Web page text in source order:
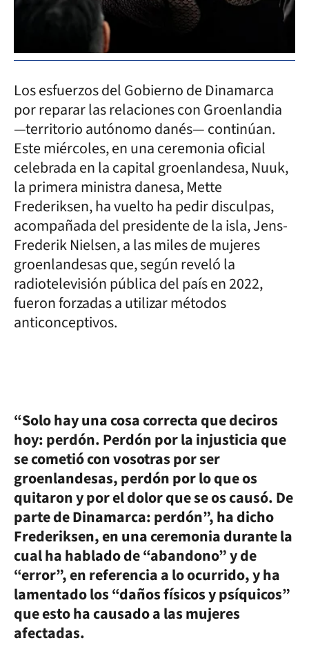
Los esfuerzos del Gobierno de Dinamarca
por reparar las relaciones con Groenlandia
—territorio autónomo danés— continúan.
Este miércoles, en una ceremonia oficial
celebrada en la capital groenlandesa, Nuuk,
la primera ministra danesa, Mette
Frederiksen, ha vuelto ha pedir disculpas,
acompañada del presidente de la isla, Jens-
Frederik Nielsen, a las miles de mujeres
groenlandesas que, según reveló la
radiotelevisión pública del país en 2022,
fueron forzadas a utilizar métodos
anticonceptivos.
“Solo hay una cosa correcta que deciros
hoy: perdón. Perdón por la injusticia que
se cometió con vosotras por ser
groenlandesas, perdón por lo que os
quitaron y por el dolor que se os causó. De
parte de Dinamarca: perdón”, ha dicho
Frederiksen, en una ceremonia durante la
cual ha hablado de “abandono” y de
“error”, en referencia a lo ocurrido, y ha
lamentado los “daños físicos y psíquicos”
que esto ha causado a las mujeres
afectadas.